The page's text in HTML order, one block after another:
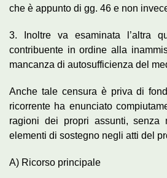
che è appunto di gg. 46 e non
3. Inoltre va esaminata l’altra
contribuente in ordine alla
mancanza di autosufficienza del
Anche tale censura è priva di
ricorrente ha enunciato
ragioni dei propri assunti, senza
elementi di sostegno negli atti del
A) Ricorso principale